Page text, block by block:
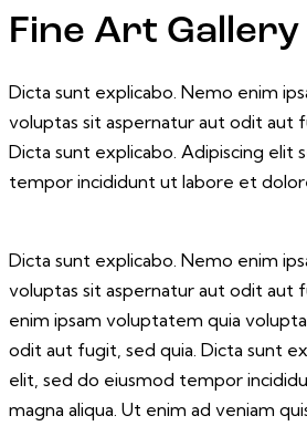
to
clipboard
Fine Art Gallery
Dicta sunt explicabo. Nemo enim
voluptas sit aspernatur aut odit aut
Dicta sunt explicabo. Adipiscing elit
tempor incididunt ut labore et
Dicta sunt explicabo. Nemo enim
voluptas sit aspernatur aut odit aut
enim ipsam voluptatem quia
odit aut fugit, sed quia. Dicta sunt
elit, sed do eiusmod tempor
magna aliqua. Ut enim ad veniam